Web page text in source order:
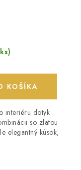
KOŠÍKA
interiéru dotyk
so zlatou
elegantný kúsok,